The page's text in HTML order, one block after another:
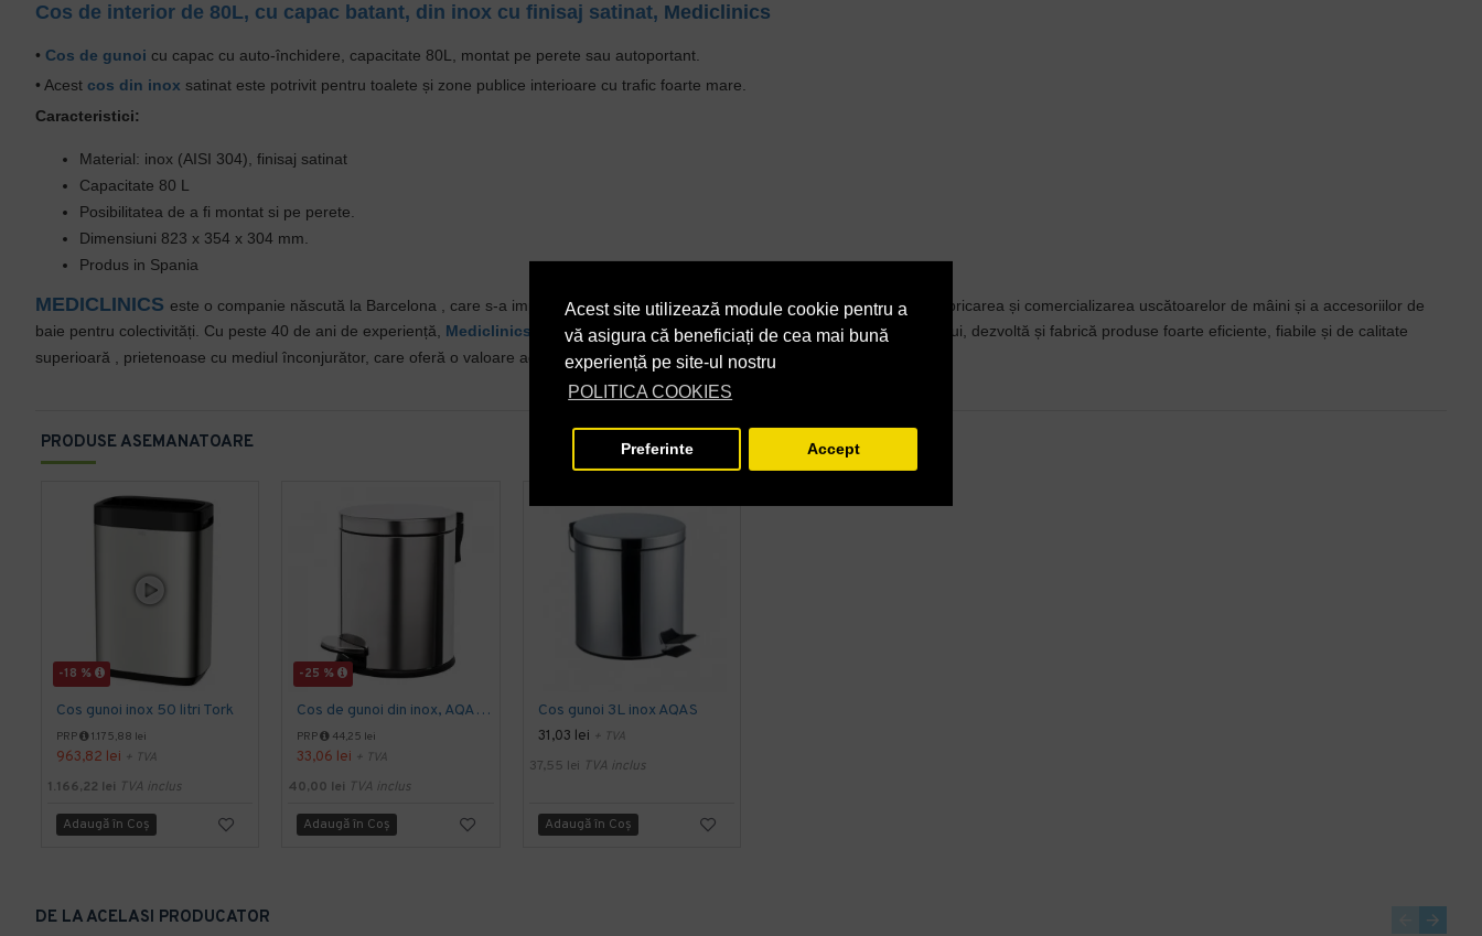
Acest site utilizează module cookie pentru a
vă asigura că beneficiați de cea mai bună
experiență pe site-ul nostru
POLITICA COOKIES
Preferinte Accept
PRODUSE ASEMANATOARE
-18 %
Cos gunoi inox 50 litri Tork
PRP 1.175,88 lei
963,82 lei + TVA
1.166,22 lei TVA inclus
Adaugă în Coş
-25 %
Cos de gunoi din inox, AQAS 5L
PRP 44,25 lei
33,06 lei + TVA
40,00 lei TVA inclus
Adaugă în Coş
Cos gunoi 3L inox AQAS
31,03 lei + TVA
37,55 lei TVA inclus
Adaugă în Coş
STOC EPUIZAT
DE LA ACELASI PRODUCATOR
Cos de interior de 80L, cu capac batant, din inox cu finisaj satinat, Mediclinics
• Cos de gunoi cu capac cu auto-închidere, capacitate 80L, montat pe perete sau autoportant.
• Acest cos din inox satinat este potrivit pentru toalete și zone publice interioare cu trafic foarte mare.
Caracteristici:
Material: inox (AISI 304), finisaj satinat
Capacitate 80 L
Posibilitatea de a fi montat si pe perete.
Dimensiuni 823 x 354 x 304 mm.
Produs in Spania
MEDICLINICS este o companie născută la Barcelona , care s-a impus pe piață ca una dintre companiile lider în proiectarea, fabricarea și comercializarea uscătoarelor de mâini și a accesoriilor de
baie pentru colectivități.
Cu peste 40 de ani de experiență, Mediclinics se bazeaza in primul rand pe inovație ca motor al progresului, dezvoltă și fabrică produse foarte eficiente, fiabile și de calitate
superioară , prietenoase cu mediul înconjurător, care oferă o valoare adăugată ridicată tuturor clienților sai.